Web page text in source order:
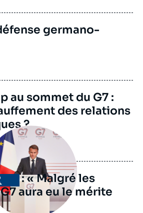
germano-
au sommet du G7 :
des relations
?
: « Malgré les
aura eu le mérite